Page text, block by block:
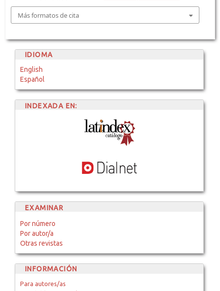
Más formatos de cita
IDIOMA
English
Español
INDEXADA EN:
EXAMINAR
Por número
Por autor/a
Otras revistas
INFORMACIÓN
Para autores/as